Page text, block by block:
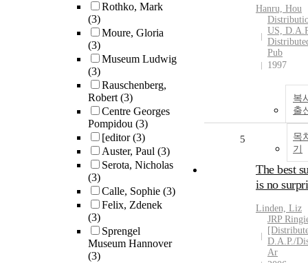
Rothko, Mark
(3)
Moure, Gloria
(3)
Museum Ludwig
(3)
Rauschenberg,
Robert(3)
Centre Georges
Pompidou (3)
[editor(3)
Auster, Paul (3)
Serota, Nicholas
(3)
Calle, Sophie (3)
Felix, Zdenek
(3)
Sprengel
Museum Hannover
(3)
Hanru, Hou
US,
Pub
1997
복
출
목
기
5
The best
is no
Linden, Liz
JRP
D.A.P./
Ar